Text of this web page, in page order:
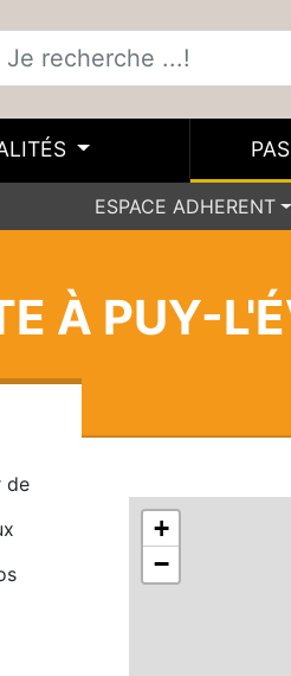
ESPACE ADHERENT
À PUY-
de
+
−